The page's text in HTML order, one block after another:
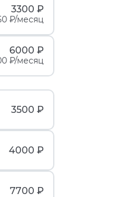
3300 ₽
₽/месяц
6000 ₽
₽/месяц
3500 ₽
4000 ₽
7700 ₽